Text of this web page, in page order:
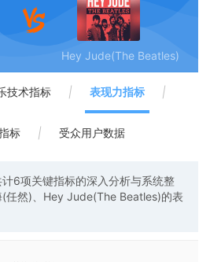
Hey Jude(The Beatles)
技术指标 | 表现力指标 |
标 | 受众用户数据
6项关键指标的深入分析与系统整
任然)、Hey Jude(The Beatles)的表